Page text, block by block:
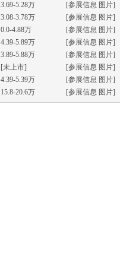
3.69-5.28万 [参展信息 图片]
3.08-3.78万 [参展信息 图片]
0.0-4.88万 [参展信息 图片]
4.39-5.89万 [参展信息 图片]
3.89-5.88万 [参展信息 图片]
[未上市] [参展信息 图片]
4.39-5.39万 [参展信息 图片]
15.8-20.6万 [参展信息 图片]